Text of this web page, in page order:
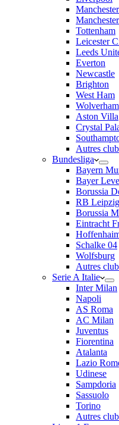
Tottenham
Leicester
Leeds
Everton
Newcastle
Brighton
West Ham
Aston Villa
Crystal
Autres
Bundesliga
Bayern
Bayer
Borussia
RB Leipzig
Borussia
Eintracht
Schalke 04
Wolfsburg
Autres
Serie A Italie
Inter Milan
Napoli
AS Roma
AC Milan
Juventus
Fiorentina
Atalanta
Lazio
Udinese
Sampdoria
Sassuolo
Torino
Autres